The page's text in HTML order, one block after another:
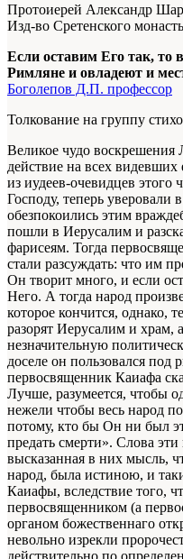
Протоиерей Александр
Изд-во Сретенского
Если оставим Его так, то
Римляне и овладеют и
Боголепов Д.П. профессор
Толкование на группу
Великое чудо воскрешения
действие на всех
из иудеев-очевидцев этого
Господу, теперь уверовали
обезпокоились этим
пошли в Иерусалим и
фарисеям. Тогда
стали разсуждать: что им
Он творит много, и если
Него. А тогда народ
которое кончится, однако,
разорят Иерусалим и храм,
незначительную
доселе он пользовался под
первосвященник Каиафа
Лучше, разумеется, чтобы
нежели чтобы весь народ
потому, кто бы Он ни был
предать смерти». Слова
высказанная в них мысль,
народ, была истиною, и
Каиафы, вследствие того,
первосвященником (а
органом божественнаго
невольно изрекли
действительно по